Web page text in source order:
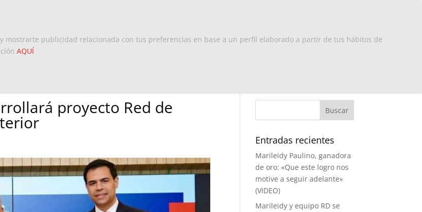
Inicio Europa Dominicanos x Europa Turismo Contacto
proyecto Red de
Entradas recientes
Marileidy Paulino, ganadora
de oro: «Que este logro nos
motive a seguir adelante»
(VIDEO)
Marileidy y equipo RD se
mostrarte publicidad relacionada con tus preferencias en base a un perfil elaborado a partir de tus hábitos de
AQUÍ